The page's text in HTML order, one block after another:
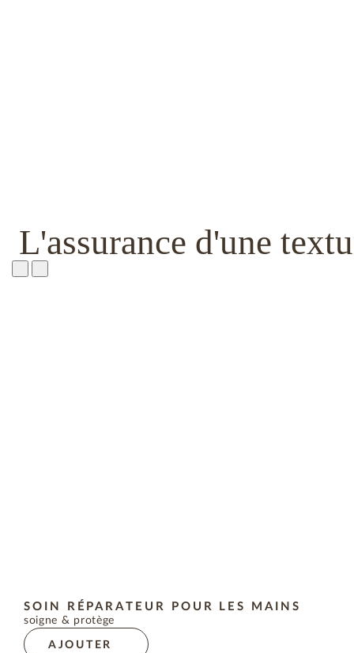
L'assurance d'une
SOIN RÉPARATEUR POUR LES MAINS
soigne & protège
AJOUTER